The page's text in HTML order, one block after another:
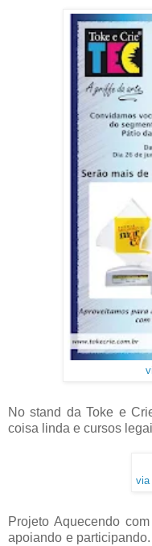
No stand da Toke e
coisa linda e cursos
via
Projeto Aquecendo
apoiando e